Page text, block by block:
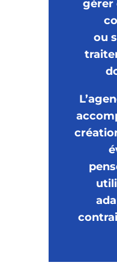
gérer
ou